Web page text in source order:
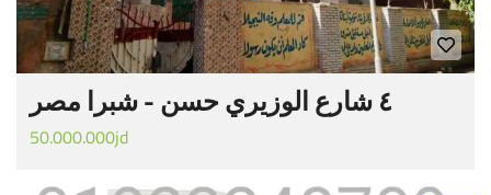
٤ شارع الوزيري حسن - شبرا مصر
50.000.000jd